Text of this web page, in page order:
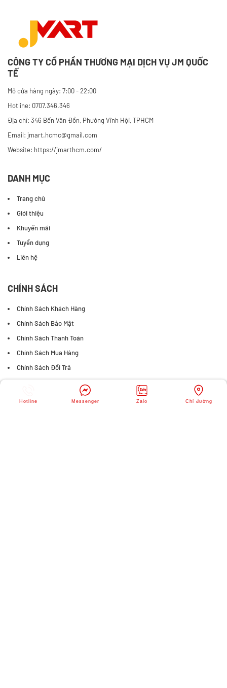
CÔNG TY CỔ PHẦN THƯƠNG MẠI DỊCH VỤ JM QUỐC
TẾ
Mở cửa hàng ngày: 7:00 - 22:00
Hotline: 0707.346.346
Địa chỉ: 346 Bến Vân Đồn, Phường Vĩnh Hội, TPHCM
Email: jmart.hcmc@gmail.com
Website: https://jmarthcm.com/
DANH MỤC
Trang chủ
Giới thiệu
Khuyến mãi
Tuyển dụng
Liên hệ
CHÍNH SÁCH
Chính Sách Khách Hàng
Chính Sách Bảo Mật
Chính Sách Thanh Toán
Chính Sách Mua Hàng
Chính Sách Đổi Trả
FANPAGE FACEBOOK
Hotline Messenger Zalo Chỉ đường